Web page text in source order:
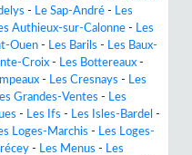
- Le Sap-André - Les
Authieux-sur-Calonne - Les
Ouen - Les Barils - Les Baux-
Croix - Les Bottereaux -
- Les Cresnays - Les
Grandes-Ventes - Les
- Les Ifs - Les Isles-Bardel -
Loges-Marchis - Les Loges-
- Les Menus - Les